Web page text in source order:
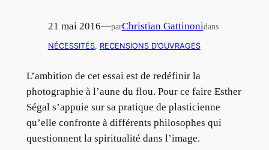
21 mai 2016—parChristian Gattinonidans
NÉCESSITÉS, RECENSIONS D’OUVRAGES
L’ambition de cet essai est de redéfinir la
photographie à l’aune du flou. Pour ce faire Esther
Ségal s’appuie sur sa pratique de plasticienne
qu’elle confronte à différents philosophes qui
questionnent la spiritualité dans l’image.